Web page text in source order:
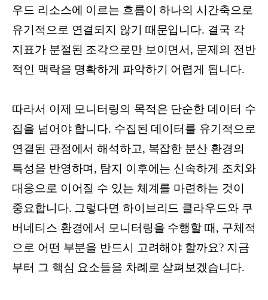
우드 리소스에 이르는 흐름이 하나의 시간축으로
유기적으로 연결되지 않기 때문입니다. 결국 각
지표가 분절된 조각으로만 보이면서, 문제의 전반
적인 맥락을 명확하게 파악하기 어렵게 됩니다.
따라서 이제 모니터링의 목적은 단순한 데이터 수
집을 넘어야 합니다. 수집된 데이터를 유기적으로
연결된 관점에서 해석하고, 복잡한 분산 환경의
특성을 반영하며, 탐지 이후에는 신속하게 조치와
대응으로 이어질 수 있는 체계를 마련하는 것이
중요합니다. 그렇다면 하이브리드 클라우드와 쿠
버네티스 환경에서 모니터링을 수행할 때, 구체적
으로 어떤 부분을 반드시 고려해야 할까요? 지금
부터 그 핵심 요소들을 차례로 살펴보겠습니다.